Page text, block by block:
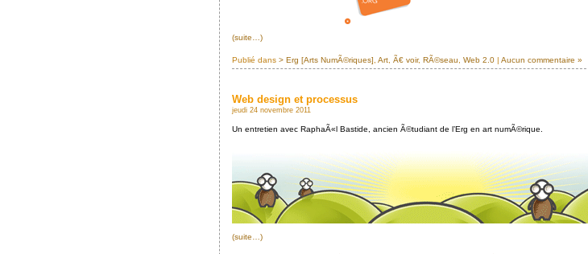
(suite…)
Publié dans > Erg [Arts NumÃ©riques] Art Ã€ voir, RÃ©seau Web 2.0 | Aucun commentaire »
Web design et processus
jeudi 24 novembre 2011
Un entretien avec RaphaÃ«l Bastide, ancien Ã©tudiant de l’Erg en art numÃ©rique.
(suite…)